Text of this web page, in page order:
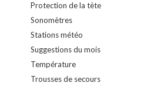
Protection de la tète
Sonomètres
Stations météo
Suggestions du mois
Température
Trousses de secours